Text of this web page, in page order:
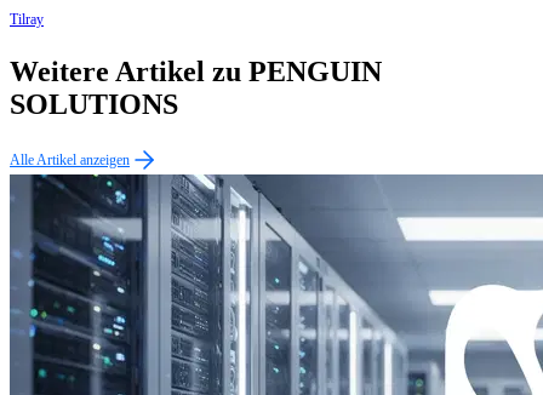
Tilray
Weitere Artikel zu PENGUIN
SOLUTIONS
Alle Artikel anzeigen